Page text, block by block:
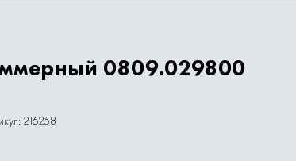
0809.029800
216258